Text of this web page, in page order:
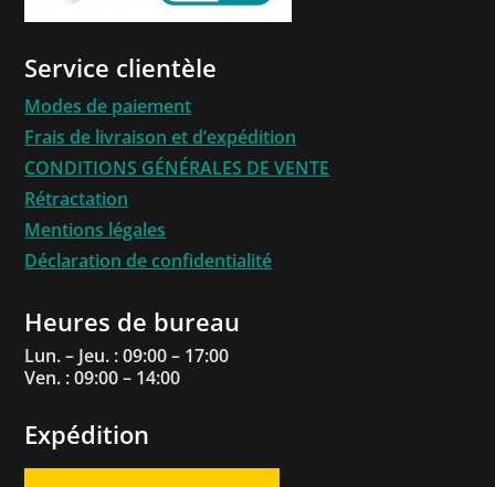
Service clientèle
Modes de paiement
Frais de livraison et d’expédition
CONDITIONS GÉNÉRALES DE VENTE
Rétractation
Mentions légales
Déclaration de confidentialité
Heures de bureau
Lun. – Jeu. : 09:00 – 17:00
Ven. : 09:00 – 14:00
Expédition